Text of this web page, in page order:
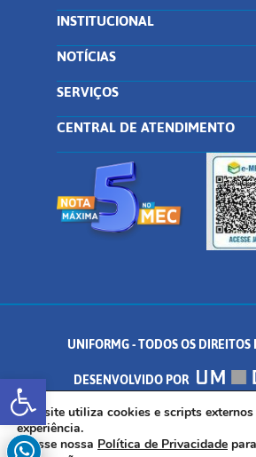
Abrir a barra de
INSTITUCIONAL
NOTÍCIAS
SERVIÇOS
CENTRAL DE ATENDIMENTO
UNIFORMG - TODOS OS DIREITOS
DESENVOLVIDO POR
AV. DR. ARNALDO DE SENNA, 328 -
35.574.530
Este site utiliza cookies e scripts
experiência.
Acesse nossa Política de Privacidade